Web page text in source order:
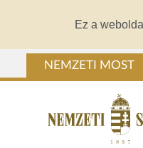
Ez a
NEMZETI MOST